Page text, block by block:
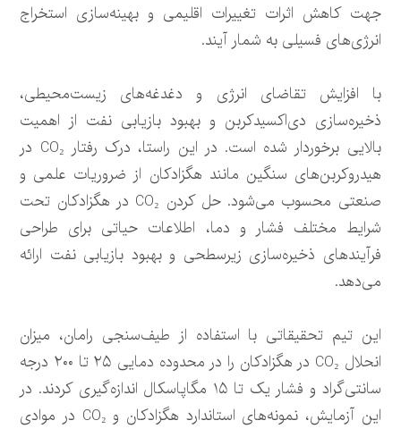
جهت کاهش اثرات تغییرات اقلیمی و بهینه‌سازی استخراج
انرژی‌های فسیلی به شمار آیند.
با افزایش تقاضای انرژی و دغدغه‌های زیست‌محیطی،
ذخیره‌سازی دی‌اکسیدکربن و بهبود بازیابی نفت از اهمیت
بالایی برخوردار شده است. در این راستا، درک رفتار CO₂ در
هیدروکربن‌های سنگین مانند هگزادکان از ضروریات علمی و
صنعتی محسوب می‌شود. حل کردن CO₂ در هگزادکان تحت
شرایط مختلف فشار و دما، اطلاعات حیاتی برای طراحی
فرآیندهای ذخیره‌سازی زیرسطحی و بهبود بازیابی نفت ارائه
می‌دهد.
این تیم تحقیقاتی با استفاده از طیف‌سنجی رامان، میزان
انحلال CO₂ در هگزادکان را در محدوده دمایی ۲۵ تا ۲۰۰ درجه
سانتی‌گراد و فشار یک تا ۱۵ مگاپاسکال اندازه‌گیری کردند. در
این آزمایش، نمونه‌های استاندارد هگزادکان و CO₂ در موادی